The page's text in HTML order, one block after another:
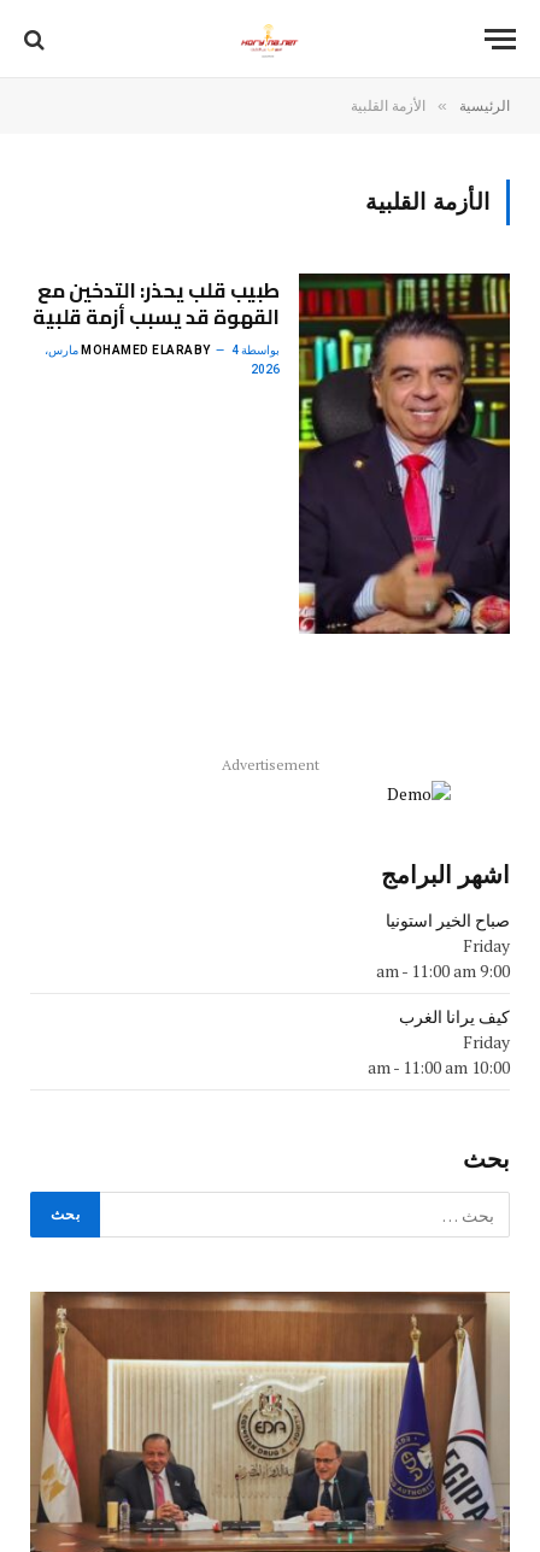
الرئيسية » الأزمة القلبية
الأزمة القلبية
طبيب قلب يحذر: التدخين مع
القهوة قد يسبب أزمة قلبية
بواسطة MOHAMED ELARABY 4 مارس،
2026
Advertisement
اشهر البرامج
صباح الخير استونيا
Friday
9:00 am
- 11:00 am
كيف يرانا الغرب
Friday
10:00 am
- 11:00 am
بحث